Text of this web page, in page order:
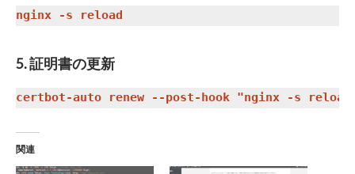
5. 証明書の更新
関連